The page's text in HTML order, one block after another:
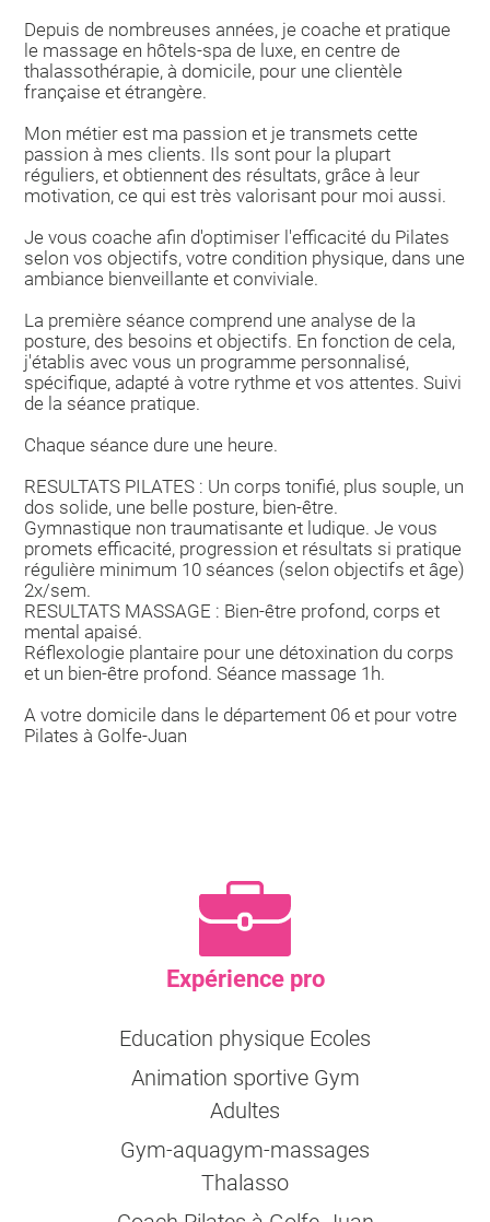
Depuis de nombreuses années, je coache et pratique
le massage en hôtels-spa de luxe, en centre de
thalassothérapie, à domicile, pour une clientèle
française et étrangère.
Mon métier est ma passion et je transmets cette
passion à mes clients. Ils sont pour la plupart
réguliers, et obtiennent des résultats, grâce à leur
motivation, ce qui est très valorisant pour moi aussi.
Je vous coache afin d'optimiser l'efficacité du Pilates
selon vos objectifs, votre condition physique, dans une
ambiance bienveillante et conviviale.
La première séance comprend une analyse de la
posture, des besoins et objectifs. En fonction de cela,
j'établis avec vous un programme personnalisé,
spécifique, adapté à votre rythme et vos attentes. Suivi
de la séance pratique.
Chaque séance dure une heure.
RESULTATS PILATES : Un corps tonifié, plus souple, un
dos solide, une belle posture, bien-être.
Gymnastique non traumatisante et ludique. Je vous
promets efficacité, progression et résultats si pratique
régulière minimum 10 séances (selon objectifs et âge)
2x/sem.
RESULTATS MASSAGE : Bien-être profond, corps et
mental apaisé.
Réflexologie plantaire pour une détoxination du corps
et un bien-être profond. Séance massage 1h.
A votre domicile dans le département 06 et pour votre
Pilates à Golfe-Juan
Expérience pro
Education physique Ecoles
Animation sportive Gym
Adultes
Gym-aquagym-massages
Thalasso